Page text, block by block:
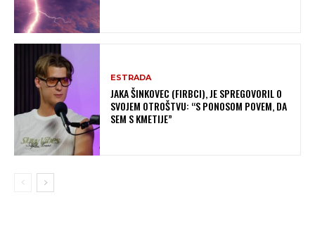
ESTRADA
JAKA ŠINKOVEC (FIRBCI), JE SPREGOVORIL O
SVOJEM OTROŠTVU: “S PONOSOM POVEM, DA
SEM S KMETIJE”